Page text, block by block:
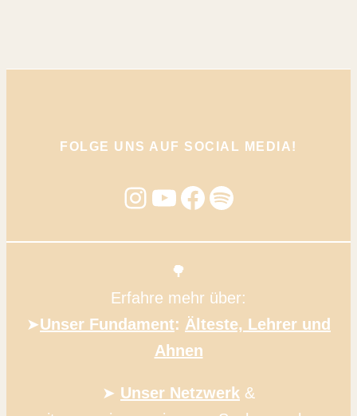
FOLGE UNS AUF SOCIAL MEDIA!
Instagram
YouTube
Facebook
Spotify
🌳
Erfahre mehr über:
➤Unser Fundament: Älteste, Lehrer und
Ahnen
➤ Unser Netzwerk &